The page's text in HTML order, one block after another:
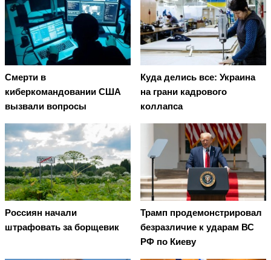
Смерти в
киберкомандовании США
вызвали вопросы
Куда делись все: Украина
на грани кадрового
коллапса
Россиян начали
штрафовать за борщевик
Трамп продемонстрировал
безразличие к ударам ВС
РФ по Киеву